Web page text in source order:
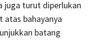
juga turut diperlukan
atas bahayanya
batang